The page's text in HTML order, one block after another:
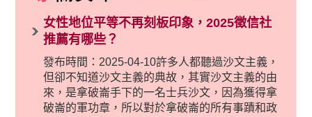
女性地位平等不再刻板印象，2025徵信社
推薦有哪些？
發布時間：2025-04-10許多人都聽過沙文主義，
但卻不知道沙文主義的典故，其實沙文主義的由
來，是拿破崙手下的一名士兵沙文，因為獲得拿
破崙的軍功章，所以對於拿破崙的所有事蹟和政